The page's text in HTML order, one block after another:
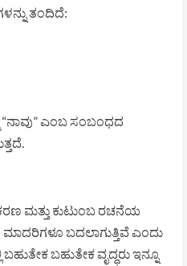
ತಂದಿದೆ:
ಎಂಬ ಸಂಬಂಧದ
ಮತ್ತು ಕುಟುಂಬ ರಚನೆಯ
ಬದಲಾಗುತ್ತಿವೆ ಎಂದು
ಬಹುತೇಕ ವೃದ್ಧರು ಇನ್ನೂ